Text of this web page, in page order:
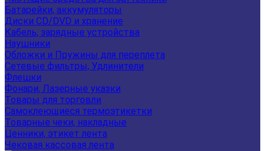
Батарейки, аккумуляторы
Диски CD/DVD и хранение
Кабель, зарядные устройства
Наушники
Обложки и Пружины для переплета
Сетевые фильтры, Удлинители
Флешки
Фонари, Лазерные указки
Товары для торговли
Самоклеющиеся термоэтикетки
Товарные чеки, накладные
Ценники, этикет лента
Чековая кассовая лента